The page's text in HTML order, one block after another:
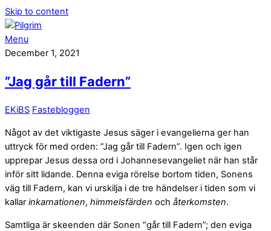
Skip to content
Menu
December 1, 2021
”Jag går till Fadern”
EKiBS Fastebloggen
Något av det viktigaste Jesus säger i evangelierna ger han
uttryck för med orden: ”Jag går till Fadern”. Igen och igen
upprepar Jesus dessa ord i Johannesevangeliet när han står
inför sitt lidande. Denna eviga rörelse bortom tiden, Sonens
väg till Fadern, kan vi urskilja i de tre händelser i tiden som vi
kallar inkarnationen, himmelsfärden och återkomsten.
Samtliga är skeenden där Sonen “går till Fadern”; den eviga